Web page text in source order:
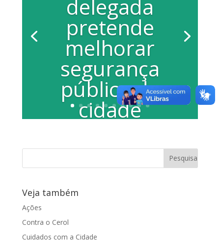
delegada
pretende
melhorar
segurança
pública da
cidade
Veja também
Ações
Contra o Cerol
Cuidados com a Cidade